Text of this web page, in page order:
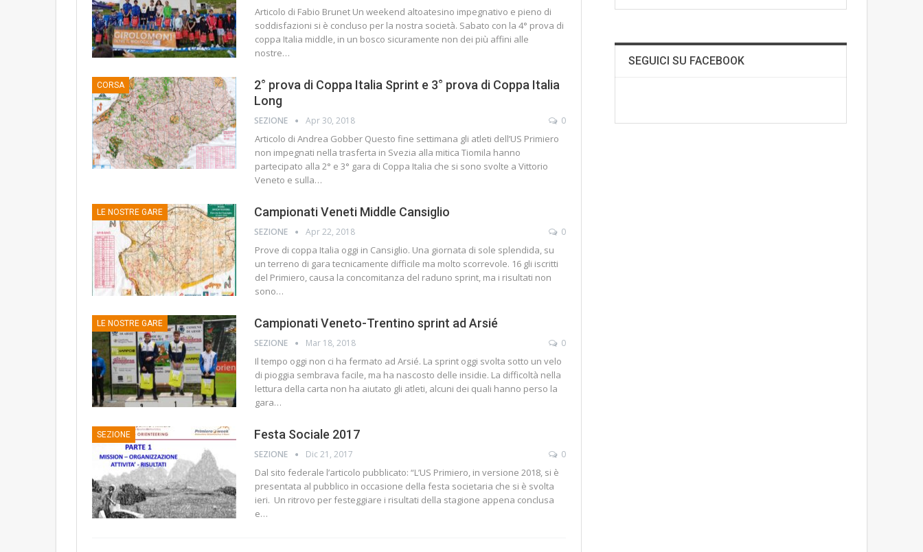
Articolo di Fabio Brunet Un weekend altoatesino impegnativo e pieno di
soddisfazioni si è concluso per la nostra società. Sabato con la 4° prova di
coppa Italia middle, in un bosco sicuramente non dei più affini alle
nostre…
CORSA
2° prova di Coppa Italia Sprint e 3° prova di Coppa Italia
Long
SEZIONE Apr 30, 2018 0
Articolo di Andrea Gobber Questo fine settimana gli atleti dell’US Primiero
non impegnati nella trasferta in Svezia alla mitica Tiomila hanno
partecipato alla 2° e 3° gara di Coppa Italia che si sono svolte a Vittorio
Veneto e sulla…
LE NOSTRE GARE Campionati Veneti Middle Cansiglio
SEZIONE Apr 22, 2018 0
Prove di coppa Italia oggi in Cansiglio. Una giornata di sole splendida, su
un terreno di gara tecnicamente difficile ma molto scorrevole. 16 gli iscritti
del Primiero, causa la concomitanza del raduno sprint, ma i risultati non
sono…
LE NOSTRE GARE Campionati Veneto-Trentino sprint ad Arsié
SEZIONE Mar 18, 2018 0
Il tempo oggi non ci ha fermato ad Arsié. La sprint oggi svolta sotto un velo
di pioggia sembrava facile, ma ha nascosto delle insidie. La difficoltà nella
lettura della carta non ha aiutato gli atleti, alcuni dei quali hanno perso la
gara…
SEZIONE Festa Sociale 2017
SEZIONE Dic 21, 2017 0
Dal sito federale l’articolo pubblicato: “L’US Primiero, in versione 2018, si è
presentata al pubblico in occasione della festa societaria che si è svolta
ieri. Un ritrovo per festeggiare i risultati della stagione appena conclusa
e…
SEGUICI SU FACEBOOK